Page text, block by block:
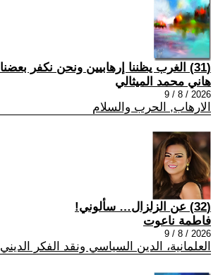
(31) الغرب يظننا إرهابيين ونحن نكفر بعضنا !!
هاني محمد الميثالي
2026 / 8 / 9
الارهاب, الحرب والسلام
(32) عن الزلزال… سألوني!
فاطمة ناعوت
2026 / 8 / 9
العلمانية، الدين السياسي ونقد الفكر الديني